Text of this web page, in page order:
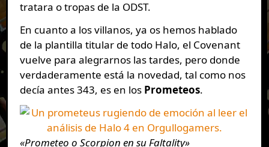
tratara o tropas de la ODST.
En cuanto a los villanos, ya os hemos hablado
de la plantilla titular de todo Halo, el Covenant
vuelve para alegrarnos las tardes, pero donde
verdaderamente está la novedad, tal como nos
decía antes 343, es en los Prometeos.
«Prometeo o Scorpion en su Faltality»